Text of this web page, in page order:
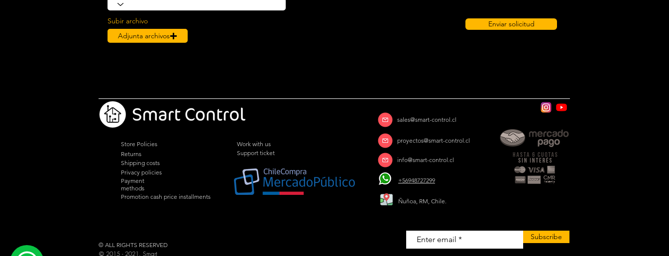
Subir archivo
Adjunta archivos
Enviar solicitud
Support ticket
Store Policies
Work with us
Returns
Shipping costs
Privacy policies
Payment
methods
Promotion cash price installments
© ALL RIGHTS RESERVED
© 2015 - 2021. Smart
sales@smart-control.cl
proyectos@smart-control.cl
info@smart-control.cl
+56948727299
Ñuñoa, RM, Chile.
Subscribe